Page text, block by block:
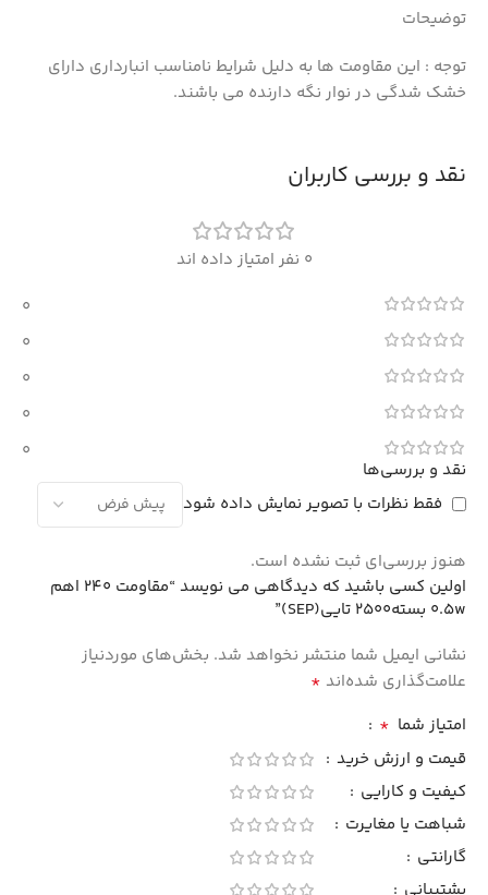
توضیحات
توجه : این مقاومت ها به دلیل شرایط نامناسب انبارداری دارای
خشک شدگی در نوار نگه دارنده می باشند.
نقد و بررسی کاربران
0 نفر امتیاز داده اند
0
0
0
0
0
نقد و بررسی‌ها
فقط نظرات با تصویر نمایش داده شود
هنوز بررسی‌ای ثبت نشده است.
اولین کسی باشید که دیدگاهی می نویسد “مقاومت 240 اهم
0.5w بسته2500 تایی(SEP)”
نشانی ایمیل شما منتشر نخواهد شد. بخش‌های موردنیاز
علامت‌گذاری شده‌اند *
امتیاز شما *
قیمت و ارزش خرید
کیفیت و کارایی
شباهت یا مغایرت
گارانتی